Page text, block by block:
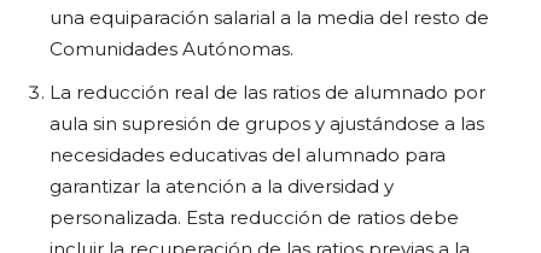
una equiparación salarial a la media del resto de
Comunidades Autónomas.
La reducción real de las ratios de alumnado por
aula sin supresión de grupos y ajustándose a las
necesidades educativas del alumnado para
garantizar la atención a la diversidad y
personalizada. Esta reducción de ratios debe